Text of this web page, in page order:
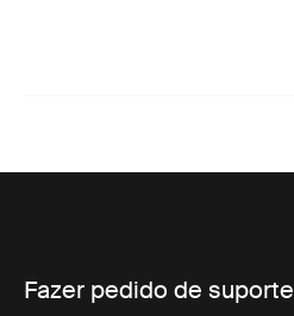
Fazer pedido de suporte